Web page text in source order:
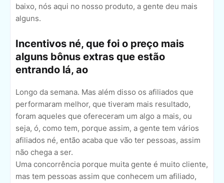
baixo, nós aqui no nosso produto, a gente deu mais
alguns.
Incentivos né, que foi o preço mais
alguns bônus extras que estão
entrando lá, ao
Longo da semana. Mas além disso os afiliados que
performaram melhor, que tiveram mais resultado,
foram aqueles que ofereceram um algo a mais, ou
seja, ó, como tem, porque assim, a gente tem vários
afiliados né, então acaba que vão ter pessoas, assim
não chega a ser.
Uma concorrência porque muita gente é muito cliente,
mas tem pessoas assim que conhecem um afiliado,